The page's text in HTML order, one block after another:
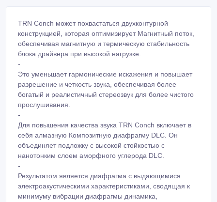
TRN Conch может похвастаться двухконтурной
конструкцией, которая оптимизирует Магнитный поток,
обеспечивая магнитную и термическую стабильность
блока драйвера при высокой нагрузке.
-
Это уменьшает гармонические искажения и повышает
разрешение и четкость звука, обеспечивая более
богатый и реалистичный стереозвук для более чистого
прослушивания.
-
Для повышения качества звука TRN Conch включает в
себя алмазную Композитную диафрагму DLC. Он
объединяет подложку с высокой стойкостью с
нанотонким слоем аморфного углерода DLC.
-
Результатом является диафрагма с выдающимися
электроакустическими характеристиками, сводящая к
минимуму вибрации диафрагмы динамика,